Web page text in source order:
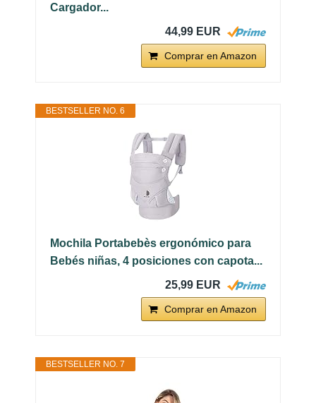
Cargador...
44,99 EUR
Comprar en Amazon
BESTSELLER NO. 6
Mochila Portabebès ergonómico para
Bebés niñas, 4 posiciones con capota...
25,99 EUR
Comprar en Amazon
BESTSELLER NO. 7